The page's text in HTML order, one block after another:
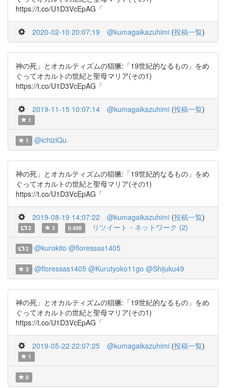
https://t.co/U1D3VcEpAG「
2020-02-10 20:07:19 @kumagaikazuhimi (投稿一覧)
神の死」とオカルティズムの猖獗:「19世紀的なるもの」をめ
ぐってオカルトの世紀と聖母マリア(その1)
https://t.co/U1D3VcEpAG「
2019-11-15 10:07:14 @kumagaikazuhimi (投稿一覧)
1
1 @ichiziQu
神の死」とオカルティズムの猖獗:「19世紀的なるもの」をめ
ぐってオカルトの世紀と聖母マリア(その1)
https://t.co/U1D3VcEpAG「
2019-08-19 14:07:22 @kumagaikazuhimi (投稿一覧)
2 3 0.408 リツイート・ネットワーク (2)
2 @kurokito @floressas1405
3 @floressas1405 @Kurutyoko11go @Shijuku49
神の死」とオカルティズムの猖獗:「19世紀的なるもの」をめ
ぐってオカルトの世紀と聖母マリア(その1)
https://t.co/U1D3VcEpAG「
2019-05-22 22:07:25 @kumagaikazuhimi (投稿一覧)
1
0